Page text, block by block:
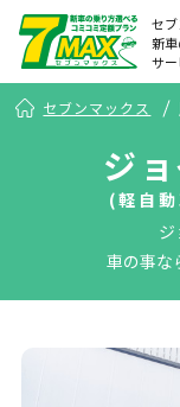
セ
新
サ
セブンマックス
ジ
(軽自
ジ
車の事な